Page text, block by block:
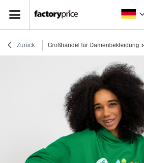
Zurück Großhandel für Damenbekleidung